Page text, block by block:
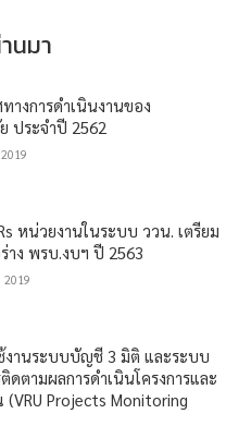
นมา
างการดำเนินงานของ
ประจำปี 2562
หน่วยงานในระบบ ววน. เตรียม
าง พรบ.งบฯ ปี 2563
2019
งานระบบบัญชี 3 มิติ และระบบ
ดตามผลการดำเนินโครงการและ
Projects Monitoring